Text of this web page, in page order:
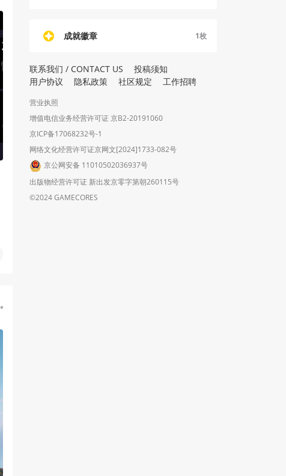
成就徽章 1枚
联系我们 / CONTACT US
投稿须知
用户协议
隐私政策 社区规定 工作招聘
营业执照
增值电信业务经营许可证 京B2-20191060
京ICP备17068232号-1
网络文化经营许可证京网文[2024]1733-082号
京公网安备 11010502036937号
出版物经营许可证 新出发京零字第朝260115号
©2024 GAMECORES